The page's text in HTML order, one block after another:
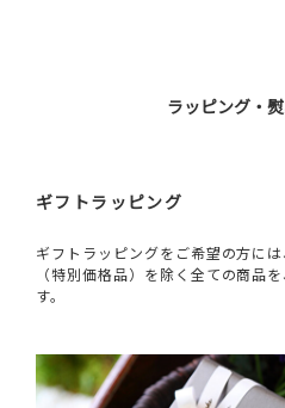
ラッピング・
ギフトラッピング
ギフトラッピングをご希望の方に
（特別価格品）を除く全ての商品
す。